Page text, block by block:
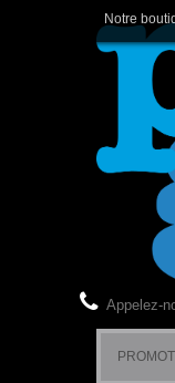
Appelez-
Notre